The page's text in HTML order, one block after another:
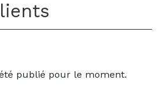
publié pour le moment.